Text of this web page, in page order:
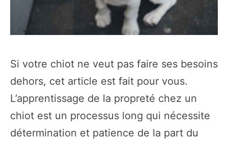
Si votre chiot ne veut pas faire ses besoins
dehors, cet article est fait pour vous.
L’apprentissage de la propreté chez un
chiot est un processus long qui nécessite
détermination et patience de la part du